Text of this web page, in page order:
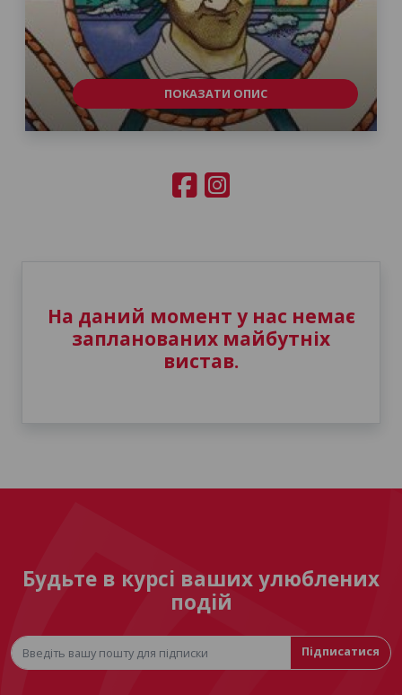
ПОКАЗАТИ ОПИС
На даний момент у нас немає
запланованих майбутніх
вистав.
Будьте в курсі ваших улюблених
подій
Підписатися